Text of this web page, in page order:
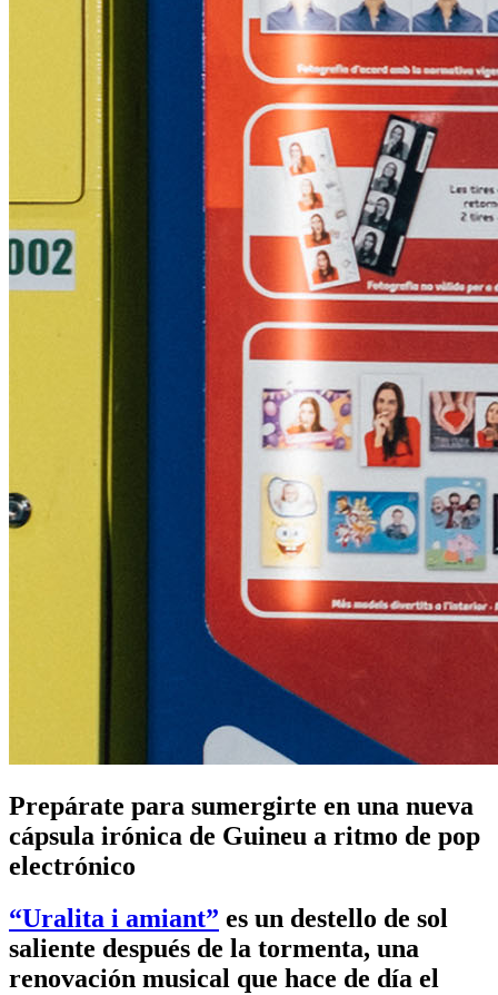
Prepárate para sumergirte en una nueva
cápsula irónica de Guineu a ritmo de pop
electrónico
“Uralita i amiant” es un destello de sol
saliente después de la tormenta, una
renovación musical que hace de día el